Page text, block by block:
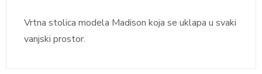
Vrtna stolica modela Madison koja se uklapa u svaki
vanjski prostor.